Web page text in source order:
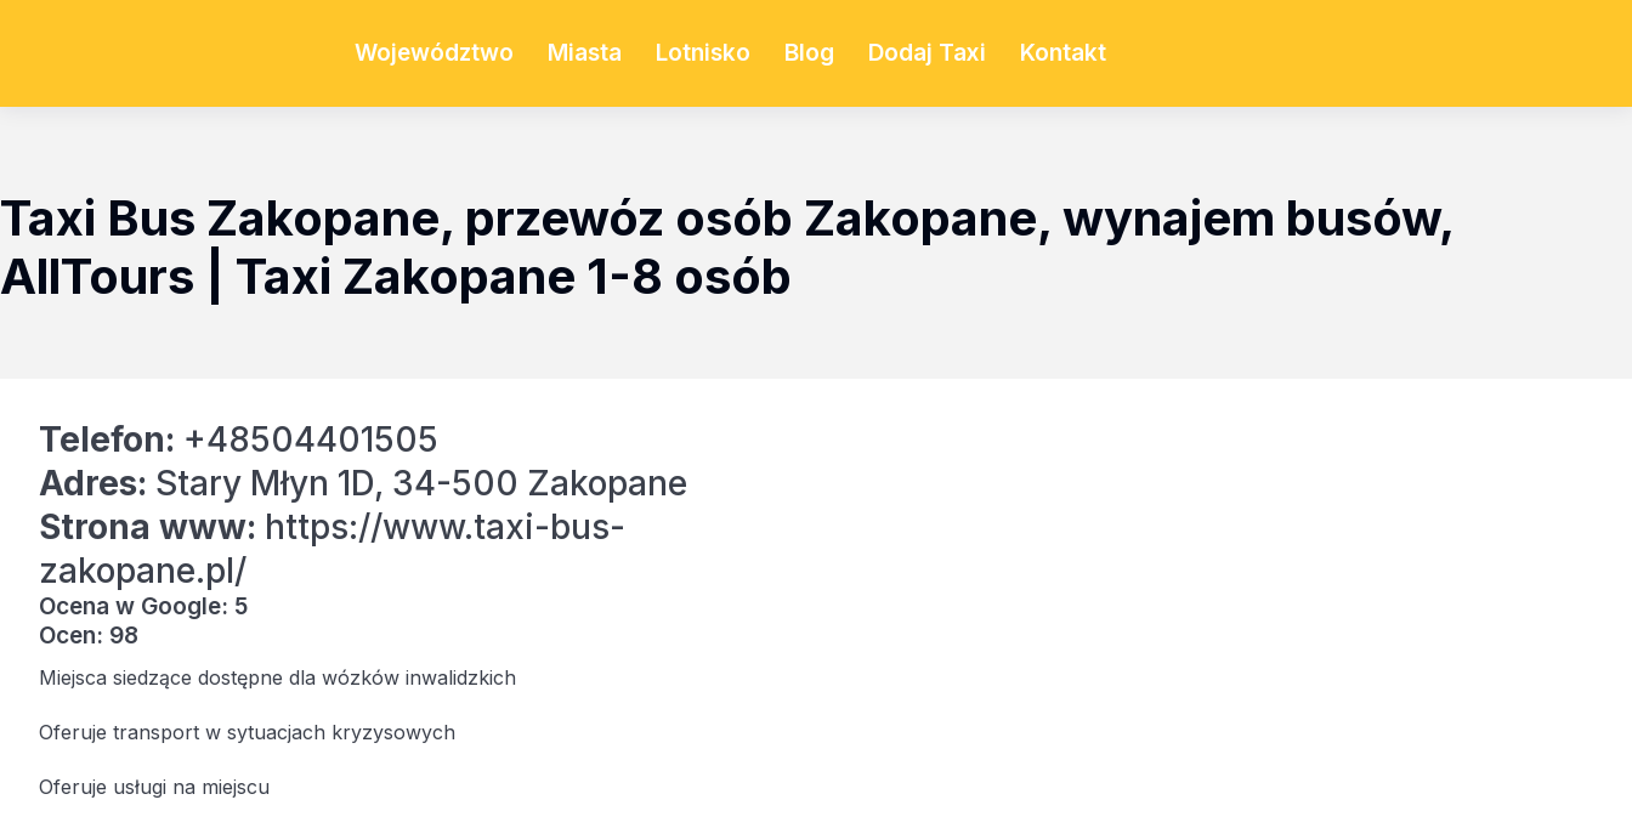
Województwo Miasta Lotnisko Blog Dodaj Taxi Kontakt
Taxi Bus Zakopane, przewóz osób Zakopane, wynajem busów,
AllTours | Taxi Zakopane 1-8 osób
Telefon: +48504401505
Adres: Stary Młyn 1D, 34-500 Zakopane
Strona www: https://www.taxi-bus-
zakopane.pl/
Ocena w Google: 5
Ocen: 98
Miejsca siedzące dostępne dla wózków inwalidzkich
Oferuje transport w sytuacjach kryzysowych
Oferuje usługi na miejscu